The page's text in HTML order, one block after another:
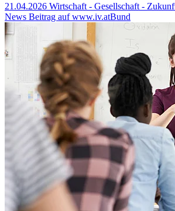
21.04.2026 Wirtschaft - Gesellschaft -
News Beitrag auf www.iv.atBund